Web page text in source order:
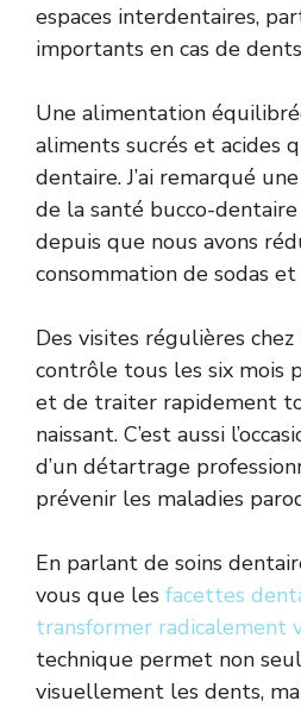
espaces interdentaires,
importants en cas de
Une alimentation
aliments sucrés et acides
dentaire. J’ai remarqué
de la santé bucco-
depuis que nous avons
consommation de sodas
Des visites régulières
contrôle tous les six mois
et de traiter rapidement
naissant. C’est aussi
d’un détartrage
prévenir les maladies
En parlant de soins
vous que les facettes
transformer radicalement
technique permet non
visuellement les dents,